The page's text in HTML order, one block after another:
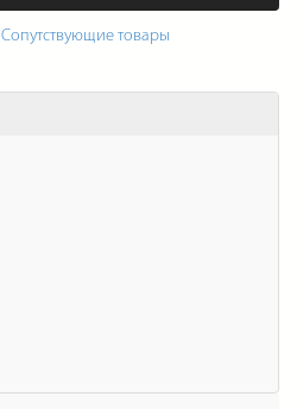
Сопутствующие товары